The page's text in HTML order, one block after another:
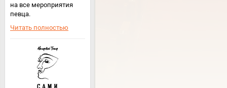
на все мероприятия
певца.
Читать полностью